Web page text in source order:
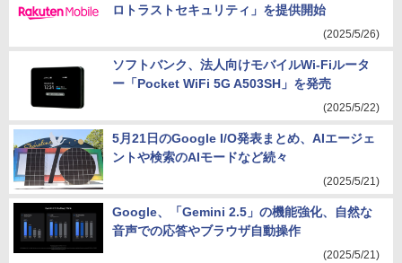
ロトラストセキュリティ」を提供開始
(2025/5/26)
ソフトバンク、法人向けモバイルWi-Fiルータ
ー「Pocket WiFi 5G A503SH」を発売
(2025/5/22)
5月21日のGoogle I/O発表まとめ、AIエージェ
ントや検索のAIモードなど続々
(2025/5/21)
Google、「Gemini 2.5」の機能強化、自然な
音声での応答やブラウザ自動操作
(2025/5/21)